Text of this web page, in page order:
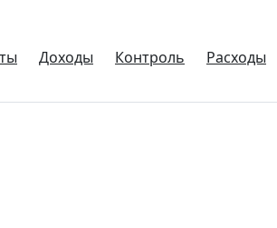
Доходы Контроль Расходы